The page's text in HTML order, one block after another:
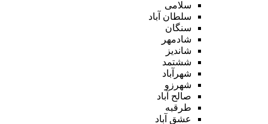
سلامی
سلطان آباد
سنگان
شادمهر
شاندیز
ششتمد
شهرآباد
شهرزو
صالح آباد
طرقبه
عشق آباد